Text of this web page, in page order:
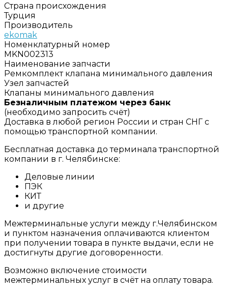
Страна происхождения
Турция
Производитель
ekomak
Номенклатурный номер
MKN002313
Наименование запчасти
Ремкомплект клапана минимального давления
Узел запчастей
Клапаны минимального давления
Безналичным платежом через банк
(необходимо запросить счёт)
Доставка в любой регион России и стран СНГ с
помощью транспортной компании.
Бесплатная доставка до терминала транспортной
компании в г. Челябинске:
Деловые линии
ПЭК
КИТ
и другие
Межтерминальные услуги между г.Челябинском
и пунктом назначения оплачиваются клиентом
при получении товара в пункте выдачи, если не
достигнуты другие договоренности.
Возможно включение стоимости
межтерминальных услуг в счёт на оплату товара.